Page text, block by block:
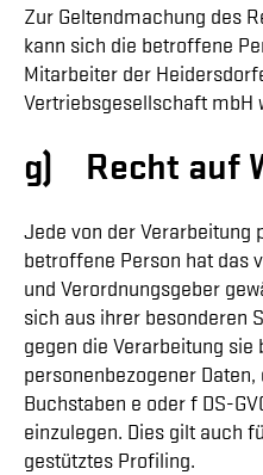
Zur Geltendmachung des
kann sich die betroffene
Mitarbeiter der
Vertriebsgesellschaft mbH
g) Recht auf
Jede von der Verarbeitung
betroffene Person hat das
und Verordnungsgeber
sich aus ihrer besonderen
gegen die Verarbeitung
personenbezogener
Buchstaben e oder f DS-
einzulegen. Dies gilt auch
gestütztes Profiling.